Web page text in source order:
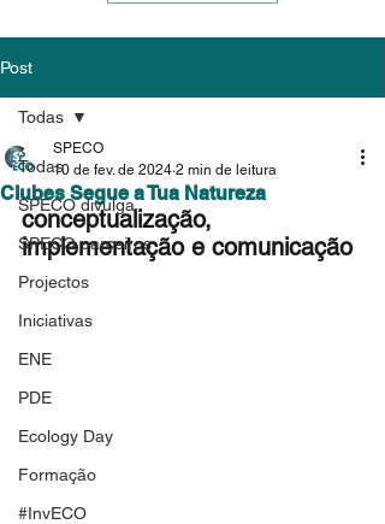
Post
Todas
SPECO divulga
SPECO parceiros
Projectos
Iniciativas
ENE
PDE
Ecology Day
Formação
#InvECO
Todas
Clubes Segue a Tua Natureza
SPECO
10 de fev. de 2024 2 min de leitura
conceptualização,
implementação e comunicação